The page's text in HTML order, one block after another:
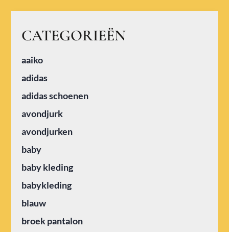
CATEGORIEËN
aaiko
adidas
adidas schoenen
avondjurk
avondjurken
baby
baby kleding
babykleding
blauw
broek pantalon